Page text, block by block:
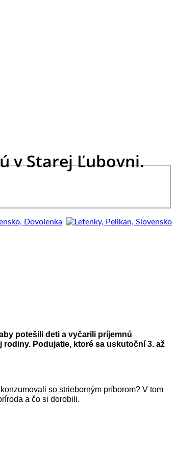
v Starej Ľubovni.
potešili deti a vyčarili príjemnú
rodiny. Podujatie, ktoré sa uskutoční 3. až
so strieborným príborom? V tom
a čo si dorobili.